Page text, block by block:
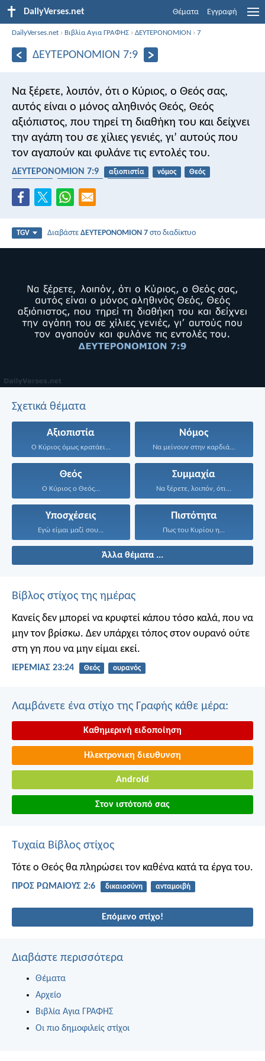
DailyVerses.net Θέματα Εγγραφή
DailyVerses.net › Βιβλία Αγια ΓΡΑΦΗΣ ›ΔΕΥΤΕΡΟΝΟΜΙΟΝ ›7
ΔΕΥΤΕΡΟΝΟΜΙΟΝ 7:9
Να ξέρετε, λοιπόν, ότι ο Κύριος, ο Θεός σας,
αυτός είναι ο μόνος αληθινός Θεός, Θεός
αξιόπιστος, που τηρεί τη διαθήκη του και δείχνει
την αγάπη του σε χίλιες γενιές, γι’ αυτούς που
τον αγαπούν και φυλάνε τις εντολές του.
ΔΕΥΤΕΡΟΝΟΜΙΟΝ 7:9 αξιοπιστία νόμος
Θεός
TGV ΔιαβάστεΔΕΥΤΕΡΟΝΟΜΙΟΝ 7 στο διαδίκτυο
Σχετικά θέματα
Αξιοπιστία
Ο Κύριος όμως κρατάει...
Νόμος
Να μείνουν στην καρδιά...
Θεός
Ο Κύριος ο Θεός...
Συμμαχία
Να ξέρετε, λοιπόν, ότι...
Υποσχέσεις
Εγώ είμαι μαζί σου...
Πιστότητα
Πως του Κυρίου η...
Άλλα θέματα ...
Βίβλος στίχος της ημέρας
Κανείς δεν μπορεί να κρυφτεί κάπου τόσο καλά, που να
μην τον βρίσκω. Δεν υπάρχει τόπος στον ουρανό ούτε
στη γη που να μην είμαι εκεί.
ΙΕΡΕΜΙΑΣ 23:24 Θεός ουρανός
Λαμβάνετε ένα στίχο της Γραφής κάθε μέρα:
Καθημερινή ειδοποίηση
Ηλεκτρονικη διευθυνση
Android
Στον ιστότοπό σας
Τυχαία Βίβλος στίχος
Τότε ο Θεός θα πληρώσει τον καθένα κατά τα έργα του.
ΠΡΟΣ ΡΩΜΑΙΟΥΣ 2:6 δικαιοσύνη ανταμοιβή
Επόμενο στίχο!
Διαβάστε περισσότερα
Θέματα
Αρχείο
Βιβλία Αγια ΓΡΑΦΗΣ
Οι πιο δημοφιλείς στίχοι